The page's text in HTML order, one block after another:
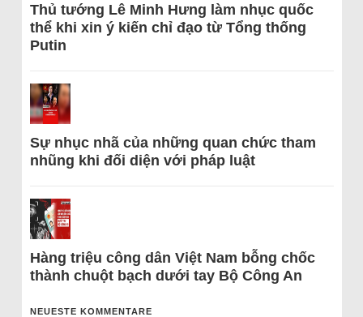
Thủ tướng Lê Minh Hưng làm nhục quốc
thể khi xin ý kiến chỉ đạo từ Tổng thống
Putin
Sự nhục nhã của những quan chức tham
nhũng khi đối diện với pháp luật
Hàng triệu công dân Việt Nam bỗng chốc
thành chuột bạch dưới tay Bộ Công An
NEUESTE KOMMENTARE